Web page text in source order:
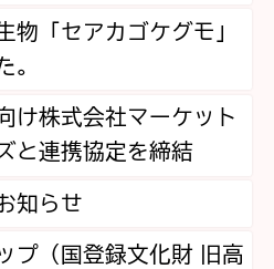
物「セアカゴケグモ」
。
け株式会社マーケット
と連携協定を締結
知らせ
プ（国登録文化財 旧高